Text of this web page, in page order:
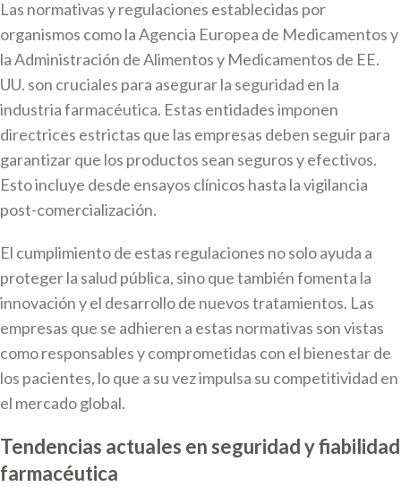
Las normativas y regulaciones establecidas por
organismos como la Agencia Europea de Medicamentos y
la Administración de Alimentos y Medicamentos de EE.
UU. son cruciales para asegurar la seguridad en la
industria farmacéutica. Estas entidades imponen
directrices estrictas que las empresas deben seguir para
garantizar que los productos sean seguros y efectivos.
Esto incluye desde ensayos clínicos hasta la vigilancia
post-comercialización.
El cumplimiento de estas regulaciones no solo ayuda a
proteger la salud pública, sino que también fomenta la
innovación y el desarrollo de nuevos tratamientos. Las
empresas que se adhieren a estas normativas son vistas
como responsables y comprometidas con el bienestar de
los pacientes, lo que a su vez impulsa su competitividad en
el mercado global.
Tendencias actuales en seguridad y fiabilidad
farmacéutica